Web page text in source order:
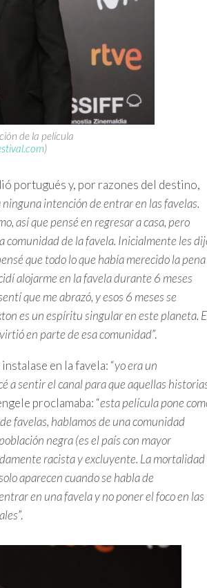
de la película
)
portugués y, por razones del destino,
ninguna intención de entrar en las favelas.
así que pensé en regresar a casa, pero
de la favela. Inicialmente les
que todo lo que había merecido la pena
alojarme en la favela durante 6 meses
que me abrazó, y esos 6 meses se
es un espíritu singular en este planeta.
en parte de esa comunidad”.
en la favela: “yo era un
a sentir el canal para que aquellas
proclamaba: “esta película pone
favelas, hablamos de una comunidad
negra (es el país con mayor
racista y excluyente. La mortalidad
aparecen cuando se habla de
en una favela y no poner el foco en las
”.